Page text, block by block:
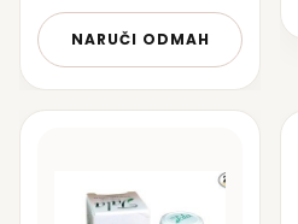
NARUČI ODMAH